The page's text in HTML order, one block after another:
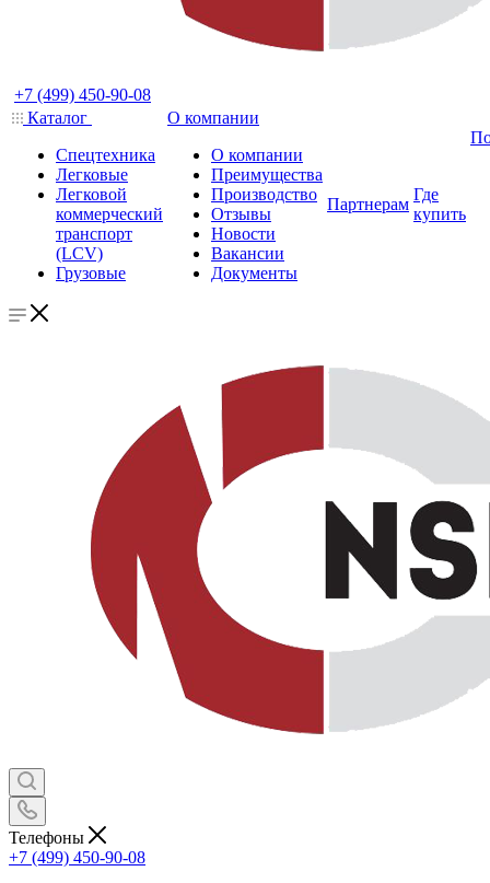
+7 (499) 450-90-08
Каталог
Спецтехника
Легковые
Легковой
коммерческий
транспорт
(LCV)
Грузовые
О компании
О компании
Преимущества
Производство
Отзывы
Новости
Вакансии
Документы
Партнерам
Где
купить
Телефоны
+7 (499) 450-90-08